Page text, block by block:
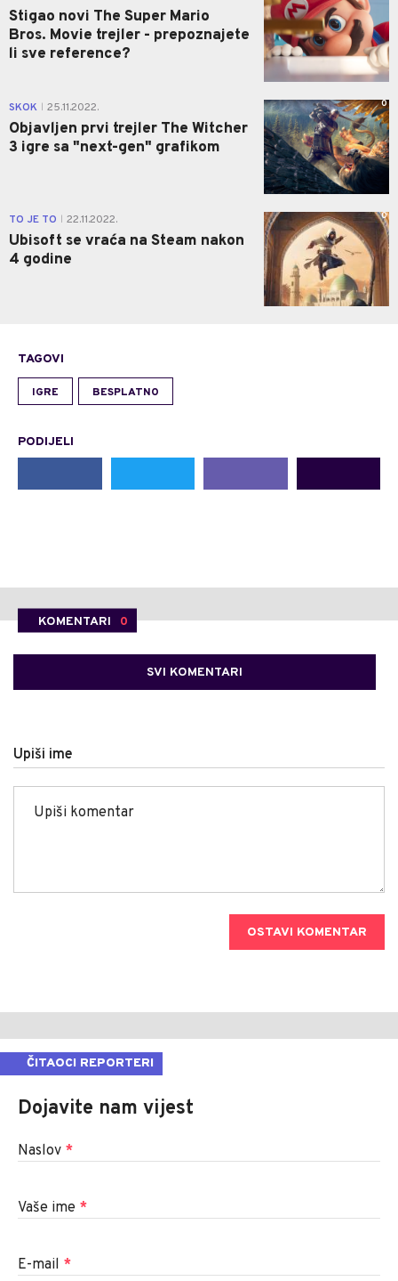
Stigao novi The Super Mario
Bros. Movie trejler - prepoznajete
li sve reference?
SKOK 25.11.2022.
Objavljen prvi trejler The Witcher
3 igre sa "next-gen" grafikom
0
TO JE TO 22.11.2022.
Ubisoft se vraća na Steam nakon
4 godine
0
TAGOVI
IGRE BESPLATNO
PODIJELI
KOMENTARI 0
SVI KOMENTARI
Upiši ime
OSTAVI KOMENTAR
ČITAOCI REPORTERI
Dojavite nam vijest
Naslov *
Vaše ime *
E-mail *